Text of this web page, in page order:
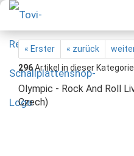
« Erster « zurück
296Artikel in dieser Kategorie
Olympic - Rock And Roll
Czech)